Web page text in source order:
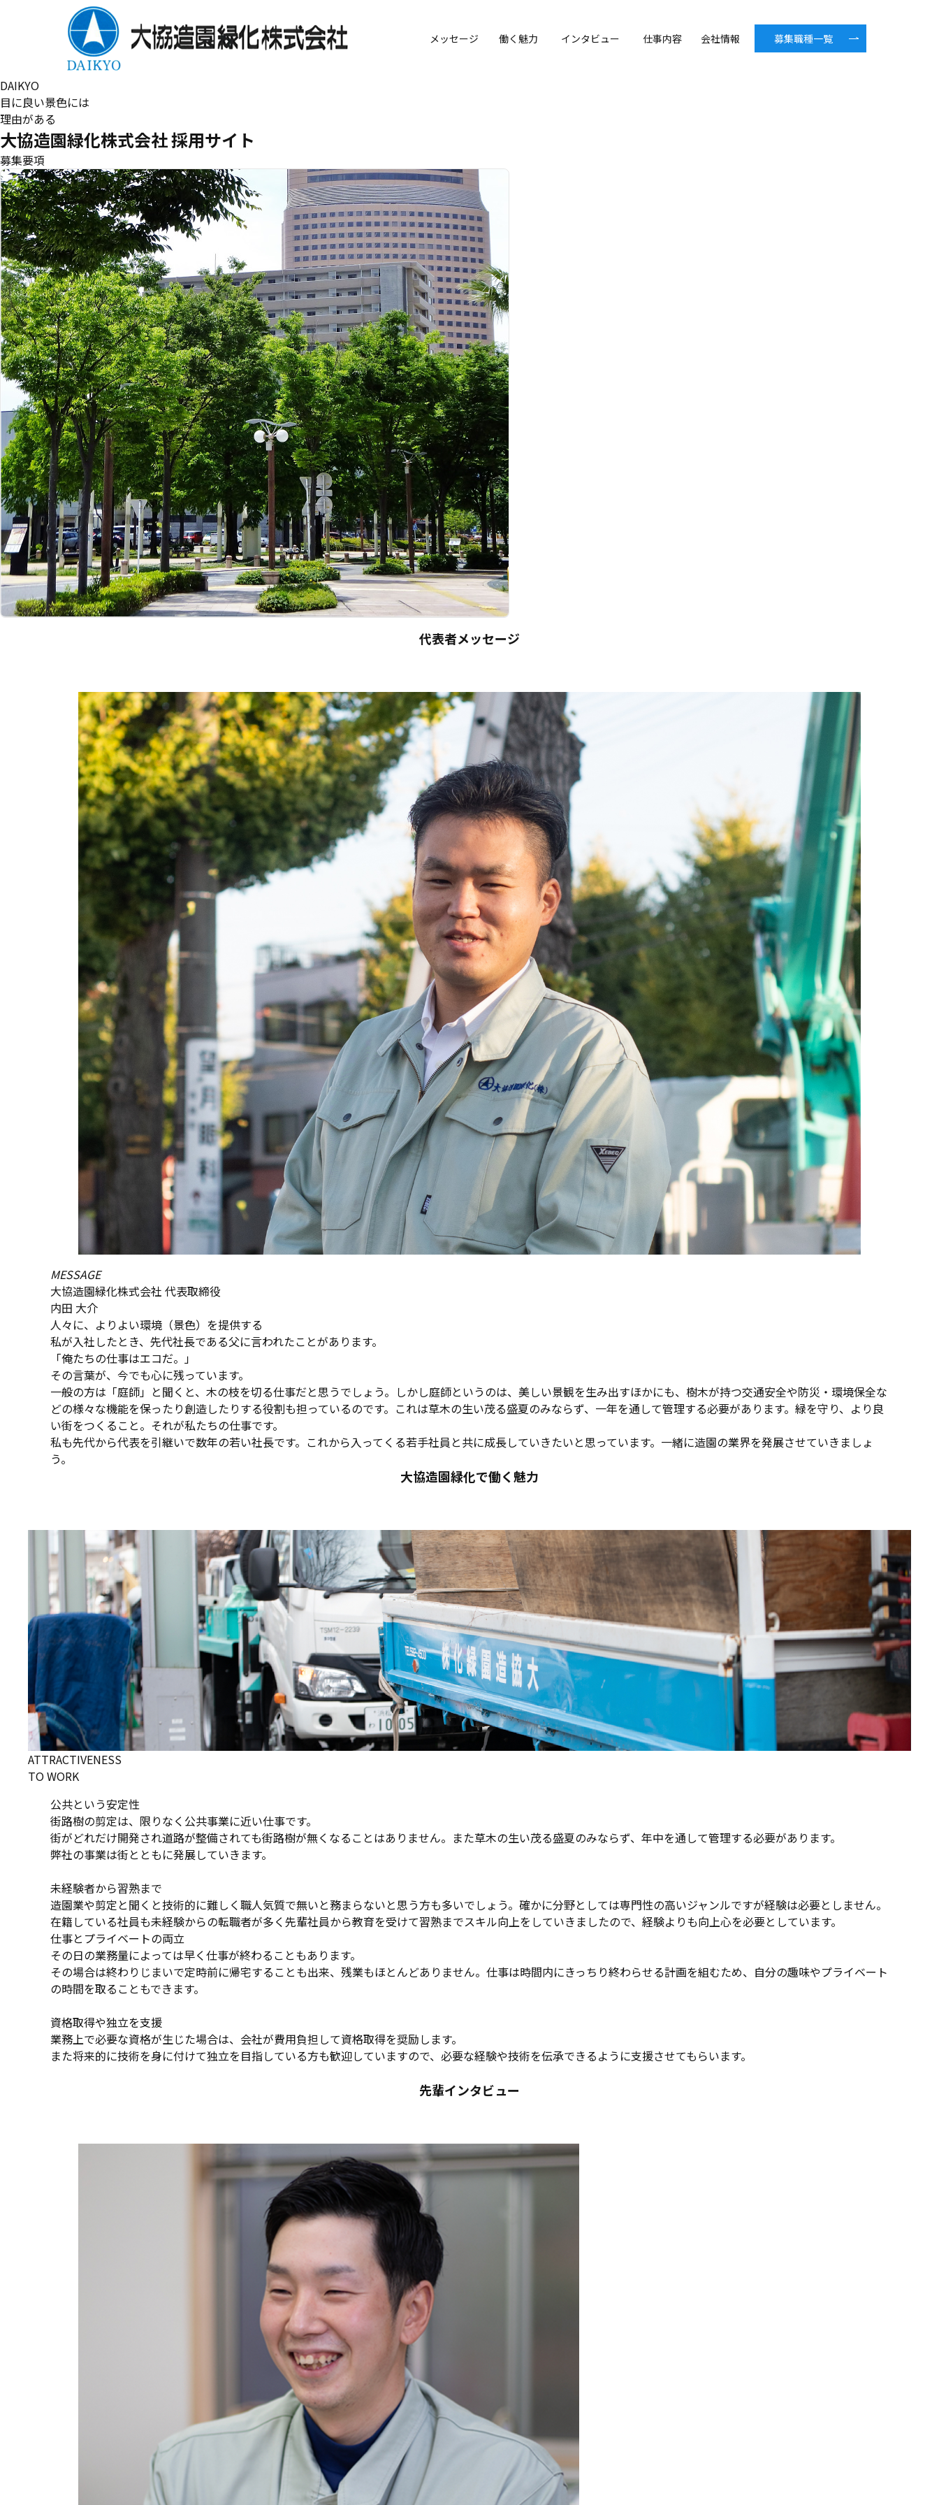
メッセージ 働く魅力 インタビュー 仕事内容 会社情報 募集職種一覧
DAIKYO
目に良い景色には
理由がある
大協造園緑化株式会社 採用サイト
募集要項
代表者メッセージ
MESSAGE
大協造園緑化株式会社 代表取締役
内田 大介
人々に、よりよい環境（景色）を提供する
私が入社したとき、先代社長である父に言われたことがあります。
「俺たちの仕事はエコだ。」
その言葉が、今でも心に残っています。
一般の方は「庭師」と聞くと、木の枝を切る仕事だと思うでしょう。しかし庭師というのは、美しい景観を生み出すほかにも、樹木が持つ交通安全や防災・環境保全な
どの様々な機能を保ったり創造したりする役割も担っているのです。これは草木の生い茂る盛夏のみならず、一年を通して管理する必要があります。緑を守り、より良
い街をつくること。それが私たちの仕事です。
私も先代から代表を引継いで数年の若い社長です。これから入ってくる若手社員と共に成長していきたいと思っています。一緒に造園の業界を発展させていきましょ
う。
大協造園緑化で働く魅力
ATTRACTIVENESS
TO WORK
公共という安定性
街路樹の剪定は、限りなく公共事業に近い仕事です。
街がどれだけ開発され道路が整備されても街路樹が無くなることはありません。また草木の生い茂る盛夏のみならず、年中を通して管理する必要があります。
弊社の事業は街とともに発展していきます。
未経験者から習熟まで
造園業や剪定と聞くと技術的に難しく職人気質で無いと務まらないと思う方も多いでしょう。確かに分野としては専門性の高いジャンルですが経験は必要としません。
在籍している社員も未経験からの転職者が多く先輩社員から教育を受けて習熟までスキル向上をしていきましたので、経験よりも向上心を必要としています。
仕事とプライベートの両立
その日の業務量によっては早く仕事が終わることもあります。
その場合は終わりじまいで定時前に帰宅することも出来、残業もほとんどありません。仕事は時間内にきっちり終わらせる計画を組むため、自分の趣味やプライベート
の時間を取ることもできます。
資格取得や独立を支援
業務上で必要な資格が生じた場合は、会社が費用負担して資格取得を奨励します。
また将来的に技術を身に付けて独立を目指している方も歓迎していますので、必要な経験や技術を伝承できるように支援させてもらいます。
先輩インタビュー